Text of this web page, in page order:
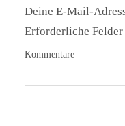
Deine E-Mail-
Erforderliche
Kommentare